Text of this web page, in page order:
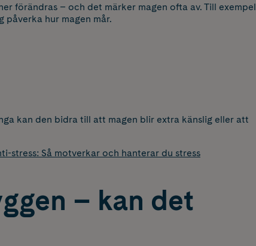
förändras – och det märker magen ofta av. Till exempel
hur magen mår.
kan den bidra till att magen blir extra känslig eller att
stress: Så motverkar och hanterar du stress
– kan det